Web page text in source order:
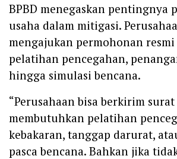
BPBD menegaskan pentingnya
usaha dalam mitigasi.
mengajukan permohonan
pelatihan pencegahan,
hingga simulasi bencana.
“Perusahaan bisa berkirim
membutuhkan pelatihan
kebakaran, tanggap darurat,
pasca bencana. Bahkan jika